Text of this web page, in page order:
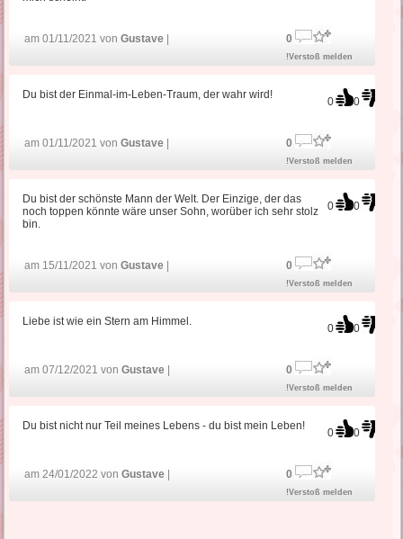
am 01/11/2021 vonGustave 0
!Verstoß melden
0 0
Du bist der Einmal-im-Leben-Traum, der wahr wird!
am 01/11/2021 vonGustave 0
!Verstoß melden
0 0
Du bist der schönste Mann der Welt. Der Einzige, der das
noch toppen könnte wäre unser Sohn, worüber ich sehr stolz
bin.
am 15/11/2021 vonGustave 0
!Verstoß melden
0 0
Liebe ist wie ein Stern am Himmel.
am 07/12/2021 vonGustave 0
!Verstoß melden
0 0
Du bist nicht nur Teil meines Lebens - du bist mein Leben!
am 24/01/2022 vonGustave 0
!Verstoß melden